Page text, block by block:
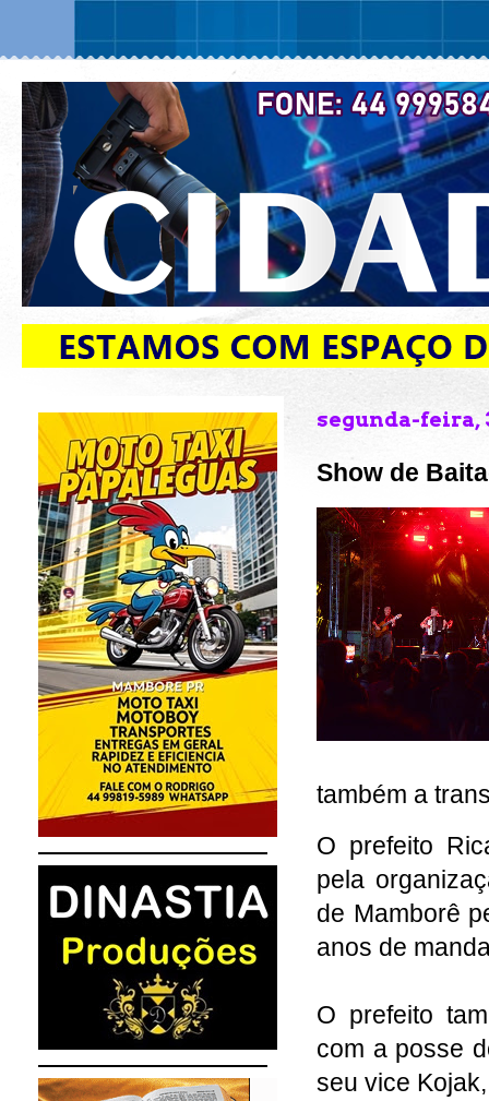
segunda-feira,
Show de
também a
O prefeito
pela
de Mamborê
anos de
O prefeito
com a posse
seu vice